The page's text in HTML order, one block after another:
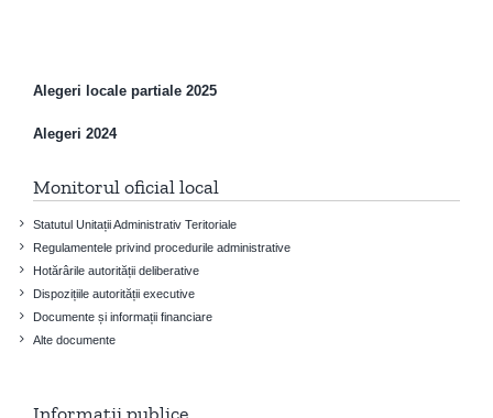
Alegeri locale partiale 2025
Alegeri 2024
Monitorul oficial local
Statutul Unitații Administrativ Teritoriale
Regulamentele privind procedurile administrative
Hotărârile autorității deliberative
Dispozițiile autorității executive
Documente și informații financiare
Alte documente